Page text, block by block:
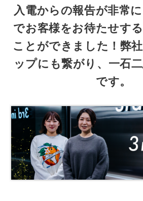
入電からの報告が非常
でお客様をお待たせす
ことができました！弊
ップにも繋がり、一石
です。